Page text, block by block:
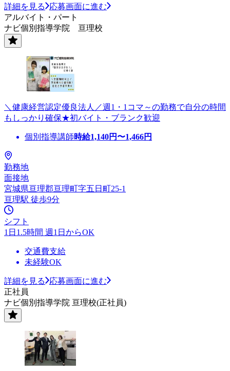
詳細を見る
応募画面に進む
アルバイト・パート
ナビ個別指導学院 亘理校
＼健康経営認定優良法人／週1・1コマ～の勤務で自分の時間
もしっかり確保★初バイト・ブランク歓迎
個別指導講師時給1,140円〜1,466円
勤務地
面接地
宮城県亘理郡亘理町字五日町25-1
亘理駅 徒歩9分
シフト
1日1.5時間 週1日からOK
交通費支給
未経験OK
詳細を見る
応募画面に進む
正社員
ナビ個別指導学院 亘理校(正社員)